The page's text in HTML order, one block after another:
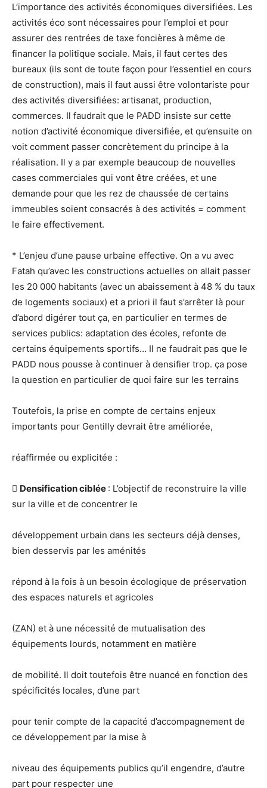
L’importance des activités économiques diversifiées. Les
activités éco sont nécessaires pour l’emploi et pour
assurer des rentrées de taxe foncières à même de
financer la politique sociale. Mais, il faut certes des
bureaux (ils sont de toute façon pour l’essentiel en cours
de construction), mais il faut aussi être volontariste pour
des activités diversifiées: artisanat, production,
commerces. Il faudrait que le PADD insiste sur cette
notion d’activité économique diversifiée, et qu’ensuite on
voit comment passer concrètement du principe à la
réalisation. Il y a par exemple beaucoup de nouvelles
cases commerciales qui vont être créées, et une
demande pour que les rez de chaussée de certains
immeubles soient consacrés à des activités = comment
le faire effectivement.
* L’enjeu d’une pause urbaine effective. On a vu avec
Fatah qu’avec les constructions actuelles on allait passer
les 20 000 habitants (avec un abaissement à 48 % du taux
de logements sociaux) et a priori il faut s’arrêter là pour
d’abord digérer tout ça, en particulier en termes de
services publics: adaptation des écoles, refonte de
certains équipements sportifs… Il ne faudrait pas que le
PADD nous pousse à continuer à densifier trop. ça pose
la question en particulier de quoi faire sur les terrains
Toutefois, la prise en compte de certains enjeux
importants pour Gentilly devrait être améliorée,
réaffirmée ou explicitée :
 Densification ciblée : L’objectif de reconstruire la ville
sur la ville et de concentrer le
développement urbain dans les secteurs déjà denses,
bien desservis par les aménités
répond à la fois à un besoin écologique de préservation
des espaces naturels et agricoles
(ZAN) et à une nécessité de mutualisation des
équipements lourds, notamment en matière
de mobilité. Il doit toutefois être nuancé en fonction des
spécificités locales, d’une part
pour tenir compte de la capacité d’accompagnement de
ce développement par la mise à
niveau des équipements publics qu’il engendre, d’autre
part pour respecter une